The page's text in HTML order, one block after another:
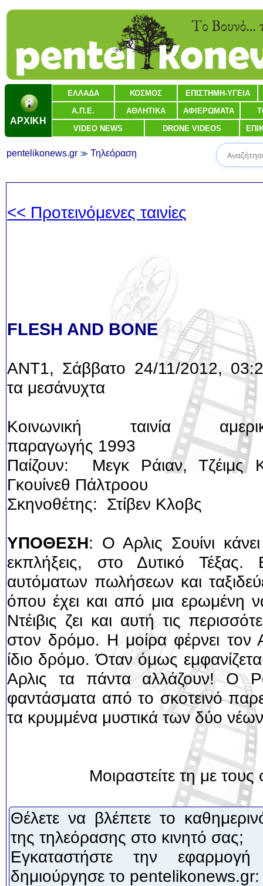
ΑΡΧΙΚΗ
ΕΛΛΑΔΑ ΚΟΣΜΟΣ ΕΠΙΣΤΗΜΗ-ΥΓΕΙΑ
Α.Π.Ε. ΑΘΛΗΤΙΚΑ ΑΦΙΕΡΩΜΑΤΑ
VIDEO NEWS DRONE VIDEOS
pentelikonews.gr Τηλεόραση
<< Προτεινόμενες ταινίες
FLESH AND BONE
ANT1, Σάββατο 24/11/2012,
τα μεσάνυχτα
Κοινωνική ταινία
παραγωγής 1993
Παίζουν: Μεγκ Ράιαν, Τζέιμς
Γκουίνεθ Πάλτροου
Σκηνοθέτης: Στίβεν Κλοβς
ΥΠΟΘΕΣΗ: Ο Αρλις Σουίνι
εκπλήξεις, στο Δυτικό Τέξας.
αυτόματων πωλήσεων και
όπου έχει και από μια ερωμένη
Ντέιβις ζει και αυτή τις
στον δρόμο. Η μοίρα φέρνει τον
ίδιο δρόμο. Όταν όμως
Αρλις τα πάντα αλλάζουν! Ο
φαντάσματα από το σκοτεινό
τα κρυμμένα μυστικά των δύο
Μοιραστείτε τη με
Θέλετε να βλέπετε το
της τηλεόρασης στο κινητό σας;
Εγκαταστήστε την
δημιούργησε το pentelikonews.gr: